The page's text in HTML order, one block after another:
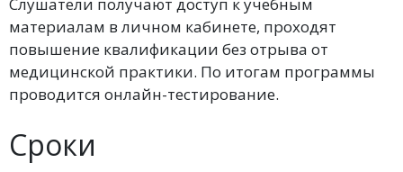
Слушатели получают доступ к учебным
материалам в личном кабинете, проходят
повышение квалификации без отрыва от
медицинской практики. По итогам программы
проводится онлайн-тестирование.
Сроки